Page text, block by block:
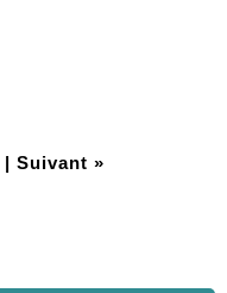
| Suivant »